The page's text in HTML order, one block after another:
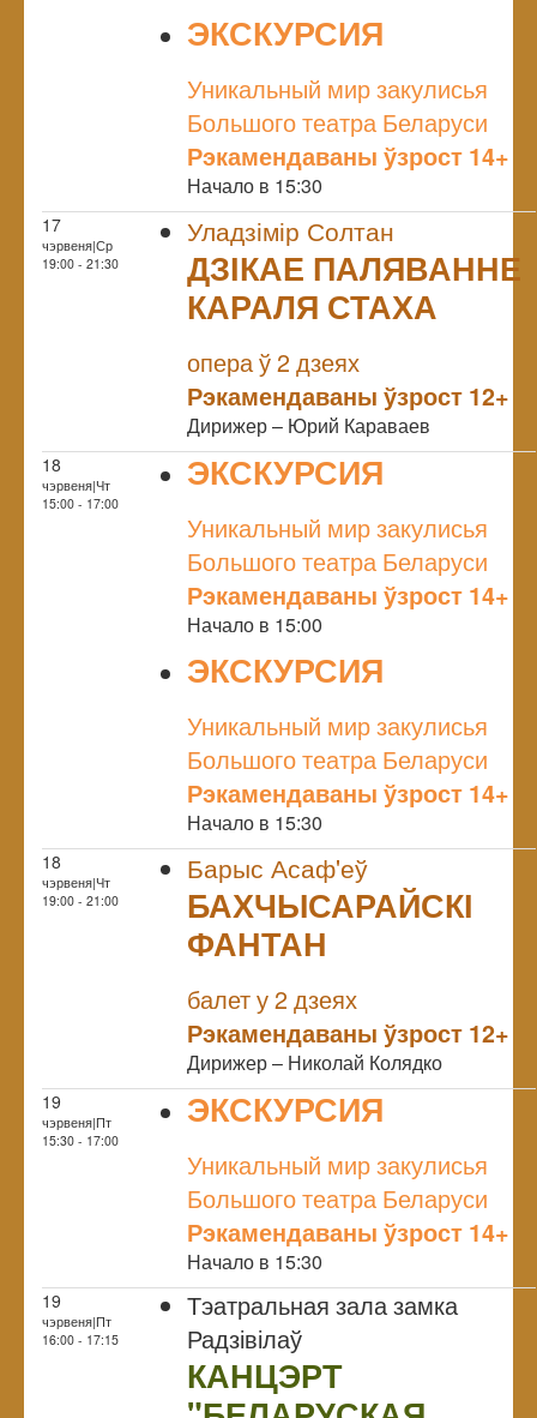
ЭКСКУРСИЯ
Уникальный мир закулисья
Большого театра Беларуси
Рэкамендаваны ўзрост 14+
Начало в 15:30
17
чэрвеня|Ср
19:00 - 21:30
Уладзімір Солтан
ДЗІКАЕ ПАЛЯВАННЕ
КАРАЛЯ СТАХА
опера ў 2 дзеях
Рэкамендаваны ўзрост 12+
Дирижер – Юрий Караваев
18
чэрвеня|Чт
15:00 - 17:00
ЭКСКУРСИЯ
Уникальный мир закулисья
Большого театра Беларуси
Рэкамендаваны ўзрост 14+
Начало в 15:00
ЭКСКУРСИЯ
Уникальный мир закулисья
Большого театра Беларуси
Рэкамендаваны ўзрост 14+
Начало в 15:30
18
чэрвеня|Чт
19:00 - 21:00
Барыс Асаф'еў
БАХЧЫСАРАЙСКІ
ФАНТАН
балет у 2 дзеях
Рэкамендаваны ўзрост 12+
Дирижер – Николай Колядко
19
чэрвеня|Пт
15:30 - 17:00
ЭКСКУРСИЯ
Уникальный мир закулисья
Большого театра Беларуси
Рэкамендаваны ўзрост 14+
Начало в 15:30
19
чэрвеня|Пт
16:00 - 17:15
Тэатральная зала замка
Радзівілаў
КАНЦЭРТ